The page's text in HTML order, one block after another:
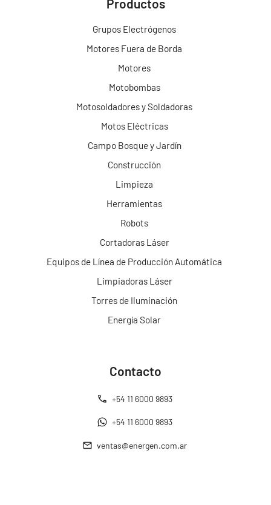
Productos
Grupos Electrógenos
Motores Fuera de Borda
Motores
Motobombas
Motosoldadores y Soldadoras
Motos Eléctricas
Campo Bosque y Jardín
Construcción
Limpieza
Herramientas
Robots
Cortadoras Láser
Equipos de Línea de Producción Automática
Limpiadoras Láser
Torres de Iluminación
Energía Solar
Contacto
+54 11 6000 9893
+54 11 6000 9893
ventas@energen.com.ar